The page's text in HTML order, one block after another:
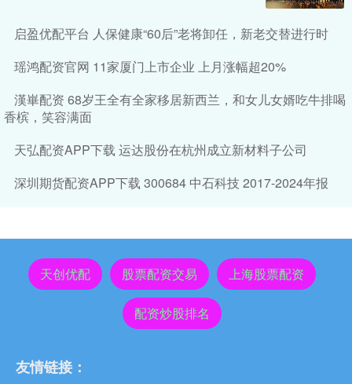
启盈优配平台 人保健康“60后”老将卸任，新老交替进行时
瑶鸿配资官网 11家厦门上市企业 上月涨幅超20%
漢崋配资 68岁王全有全家移居新西兰，和女儿女婿吃牛排喝
香槟，笑容满面
天弘配资APP下载 运达股份在杭州成立新材料子公司
深圳期货配资APP下载 300684 中石科技 2017-2024年报
天创优配 股票配资交易 上海股票配资
配资炒股排名
友情链接：